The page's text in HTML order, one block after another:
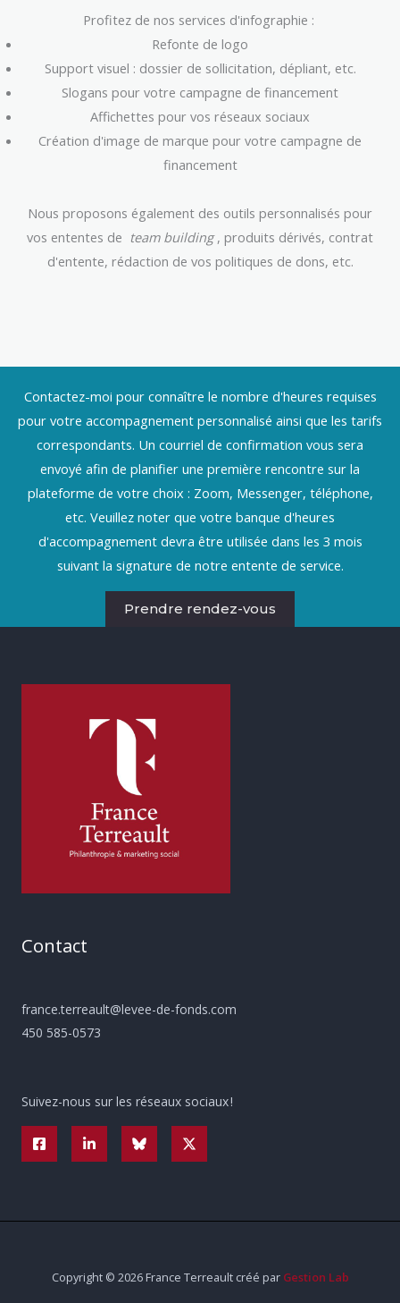
Profitez de nos services d'infographie :
Refonte de logo
Support visuel : dossier de sollicitation, dépliant, etc.
Slogans pour votre campagne de financement
Affichettes pour vos réseaux sociaux
Création d'image de marque pour votre campagne de
financement
Nous proposons également des outils personnalisés pour
vos ententes de team building, produits dérivés, contrat
d'entente, rédaction de vos politiques de dons, etc.
Contactez-moi pour connaître le nombre d'heures requises
pour votre accompagnement personnalisé ainsi que les tarifs
correspondants. Un courriel de confirmation vous sera
envoyé afin de planifier une première rencontre sur la
plateforme de votre choix : Zoom, Messenger, téléphone,
etc. Veuillez noter que votre banque d'heures
d'accompagnement devra être utilisée dans les 3 mois
suivant la signature de notre entente de service.
Prendre rendez-vous
Contact
france.terreault@levee-de-fonds.com
450 585-0573
Suivez-nous sur les réseaux sociaux !
Copyright © 2026 France Terreault créé par Gestion Lab